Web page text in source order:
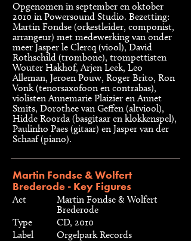
Opgenomen in september en oktober
2010 in Powersound Studio. Bezetting:
Martin Fondse (orkestleider, componist,
arrangeur) met medewerking van onder
meer Jasper le Clercq (viool), David
Rothschild (trombone), trompettisten
Wouter Hakhof, Arjen Leek, Leo
Alleman, Jeroen Pouw, Roger Brito, Ron
Vonk (tenorsaxofoon en contrabas),
violisten Annemarie Plaizier en Annet
Smits, Dorothee van Geffen (altviool),
Hidde Roorda (basgitaar en klokkenspel),
Paulinho Paes (gitaar) en Jasper van der
Schaaf (piano).
Martin Fondse & Wolfert
Brederode - Key Figures
Act
Martin Fondse & Wolfert
Brederode
Type
CD, 2010
Label
Orgelpark Records